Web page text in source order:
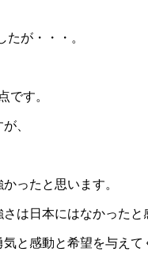
が・・・。
です。
、
ったと思います。
は日本にはなかったと
と感動と希望を与えて